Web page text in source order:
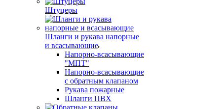
Штуцеры
Шланги и рукава напорные
и всасывающие
Напорно-всасывающие
"МПТ"
Напорно-всасывающие
с обратным клапаном
Рукава пожарные
Шланги ПВХ